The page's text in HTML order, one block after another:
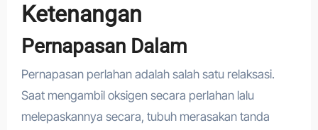
Ketenangan
Pernapasan Dalam
Pernapasan perlahan adalah salah satu relaksasi.
Saat mengambil oksigen secara perlahan lalu
melepaskannya secara, tubuh merasakan tanda